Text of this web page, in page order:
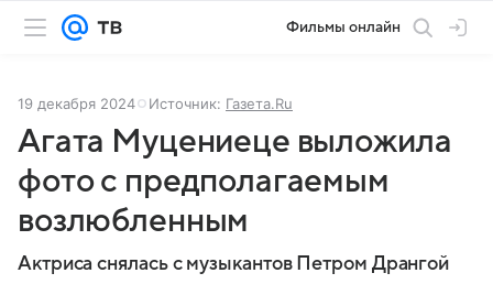
Фильмы онлайн
19 декабря 2024 Источник: Газета.Ru
Агата Муцениеце выложила
фото с предполагаемым
возлюбленным
Актриса снялась с музыкантов Петром Дрангой